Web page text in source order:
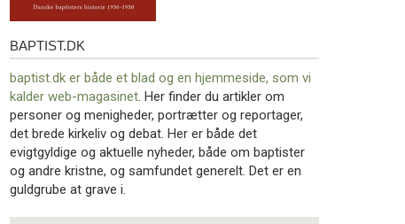
baptist.dk
BAPTIST.DK
baptist.dk er både et blad og en hjemmeside, som vi
kalder web-magasinet . Her finder du artikler om
personer og menigheder, portrætter og reportager,
det brede kirkeliv og debat. Her er både det
evigtgyldige og aktuelle nyheder, både om baptister
og andre kristne, og samfundet generelt. Det er en
guldgrube at grave i.